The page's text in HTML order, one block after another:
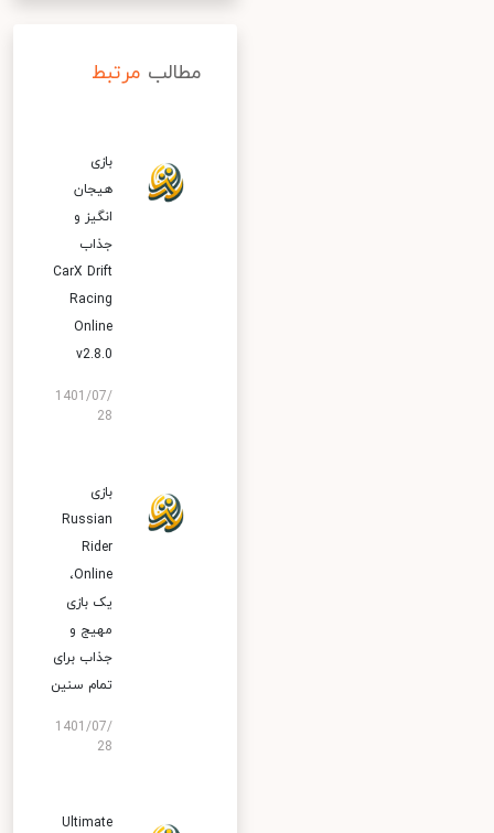
مطالب مرتبط
بازی
هیجان
انگیز و
جذاب
CarX Drift
Racing
Online
v2.8.0
1401/07/
28
بازی
Russian
Rider
Online‏،
یک بازی
مهیج و
جذاب برای
تمام سنین
1401/07/
28
Ultimate